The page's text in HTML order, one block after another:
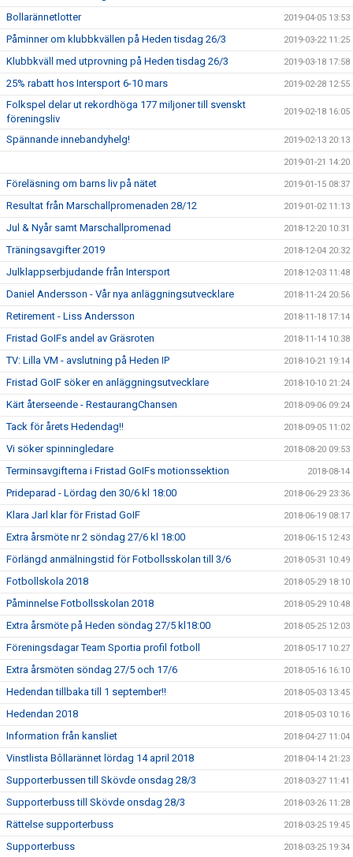
Bollarännetlotter 2019-04-05 13:53
Påminner om klubbkvällen på Heden tisdag 26/3 2019-03-22 11:25
Klubbkväll med utprovning på Heden tisdag 26/3 2019-03-18 17:58
25% rabatt hos Intersport 6-10 mars 2019-02-28 12:55
Folkspel delar ut rekordhöga 177 miljoner till svenskt
föreningsliv
2019-02-18 16:05
Spännande innebandyhelg! 2019-02-13 20:13
2019-01-21 14:20
Föreläsning om barns liv på nätet 2019-01-15 08:37
Resultat från Marschallpromenaden 28/12 2019-01-02 11:13
Jul & Nyår samt Marschallpromenad 2018-12-20 10:31
Träningsavgifter 2019 2018-12-04 20:32
Julklappserbjudande från Intersport 2018-12-03 11:48
Daniel Andersson - Vår nya anläggningsutvecklare 2018-11-24 20:56
Retirement - Liss Andersson 2018-11-18 17:14
Fristad GoIFs andel av Gräsroten 2018-11-14 10:38
TV: Lilla VM - avslutning på Heden IP 2018-10-21 19:14
Fristad GoIF söker en anläggningsutvecklare 2018-10-10 21:24
Kärt återseende - RestaurangChansen 2018-09-06 09:24
Tack för årets Hedendag!! 2018-09-05 11:02
Vi söker spinningledare 2018-08-20 09:53
Terminsavgifterna i Fristad GoIFs motionssektion 2018-08-14
Prideparad - Lördag den 30/6 kl 18:00 2018-06-29 23:36
Klara Jarl klar för Fristad GoIF 2018-06-19 08:17
Extra årsmöte nr 2 söndag 27/6 kl 18:00 2018-06-15 12:43
Förlängd anmälningstid för Fotbollsskolan till 3/6 2018-05-31 10:49
Fotbollskola 2018 2018-05-29 18:10
Påminnelse Fotbollsskolan 2018 2018-05-29 10:48
Extra årsmöte på Heden söndag 27/5 kl18:00 2018-05-25 12:03
Föreningsdagar Team Sportia profil fotboll 2018-05-17 10:27
Extra årsmöten söndag 27/5 och 17/6 2018-05-16 16:10
Hedendan tillbaka till 1 september!! 2018-05-03 13:45
Hedendan 2018 2018-05-03 10:16
Information från kansliet 2018-04-27 11:04
Vinstlista Bôllarännet lördag 14 april 2018 2018-04-14 21:23
Supporterbussen till Skövde onsdag 28/3 2018-03-27 11:41
Supporterbuss till Skövde onsdag 28/3 2018-03-26 11:28
Rättelse supporterbuss 2018-03-25 19:45
Supporterbuss 2018-03-25 19:34